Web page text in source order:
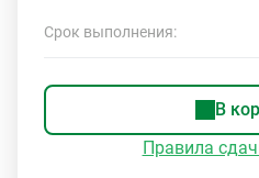
Срок выполнения:
В
Правила